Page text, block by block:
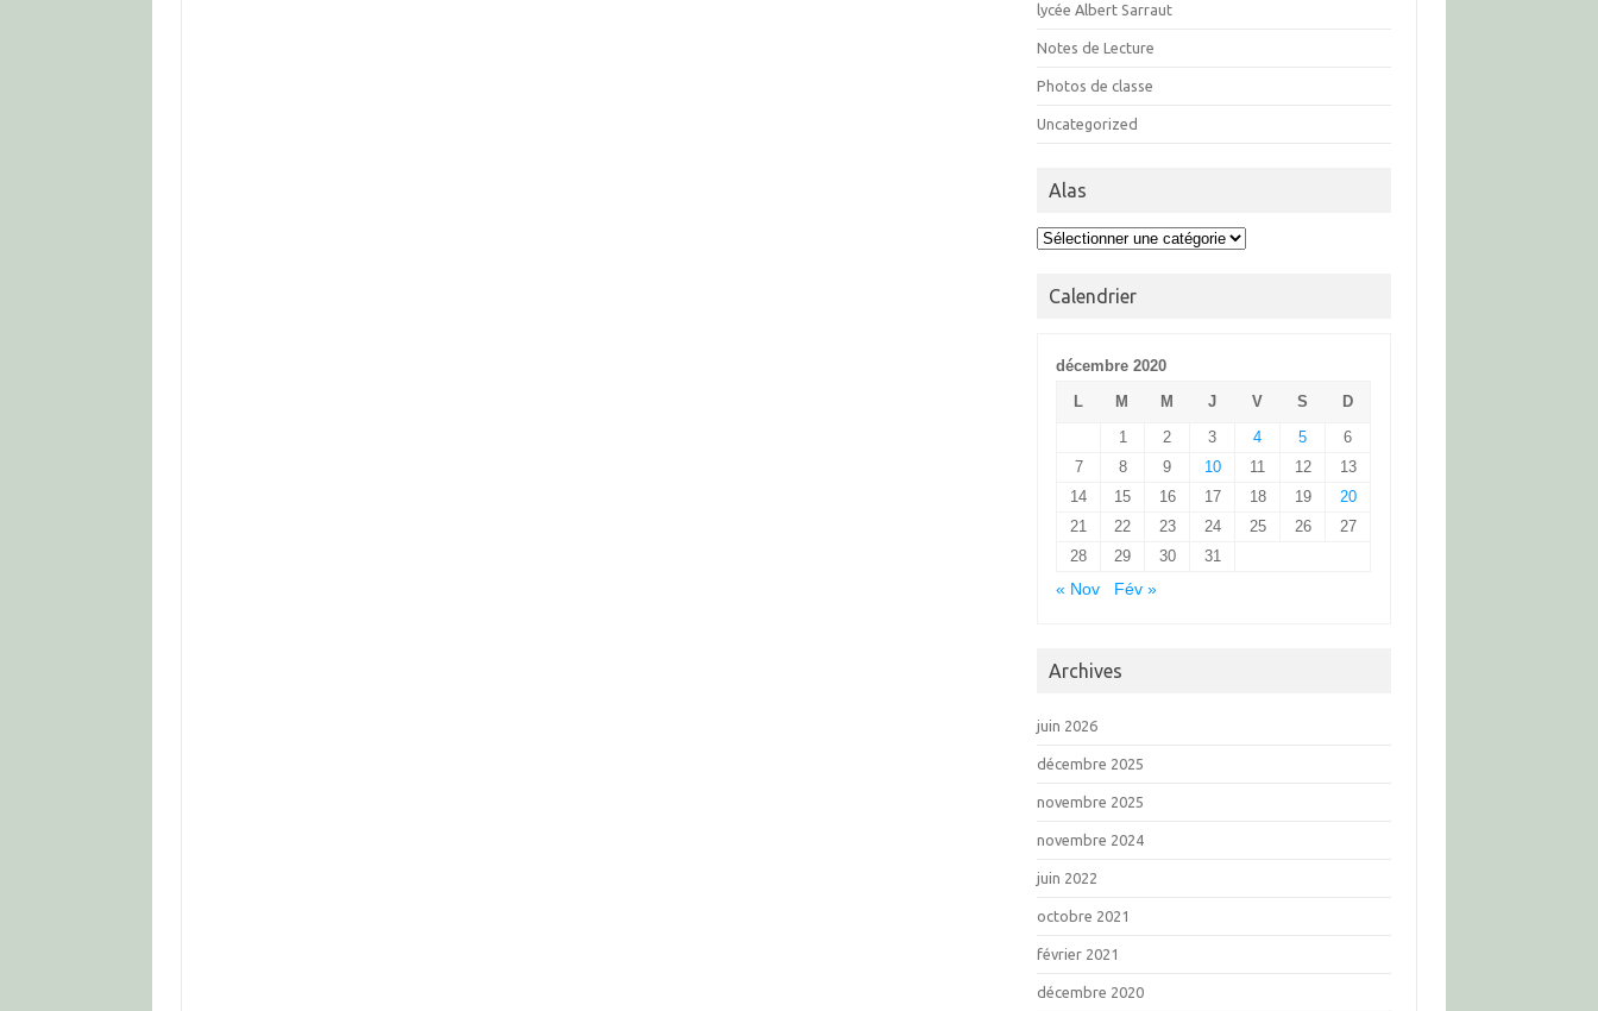
lycée Albert Sarraut
Notes de Lecture
Photos de classe
Uncategorized
Alas
Alas
Calendrier
décembre 2020
L
M M J V S
D
1
2 3 4 5
6
7
8 9 10 11 12
13
14
15 16 17 18 19
20
21
22 23 24 25 26
27
28
29 30
31
« Nov
Fév »
Archives
juin 2026
décembre 2025
novembre 2025
novembre 2024
juin 2022
octobre 2021
février 2021
décembre 2020